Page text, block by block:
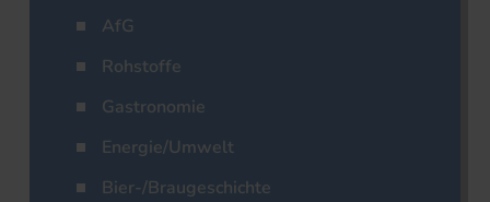
AfG
Rohstoffe
Gastronomie
Energie/Umwelt
Bier-/Braugeschichte